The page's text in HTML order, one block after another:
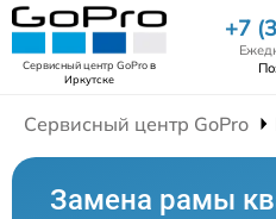
Сервисный центр GoProв
Иркутске
+7
Сервисный центр GoPro
Замена рамы